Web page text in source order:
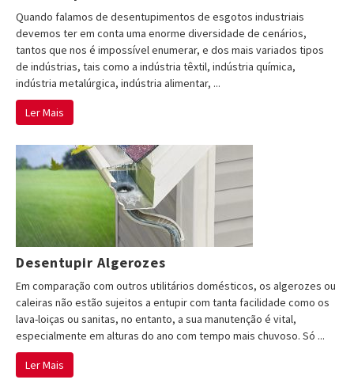
Quando falamos de desentupimentos de esgotos industriais
devemos ter em conta uma enorme diversidade de cenários,
tantos que nos é impossível enumerar, e dos mais variados tipos
de indústrias, tais como a indústria têxtil, indústria química,
indústria metalúrgica, indústria alimentar, ...
Ler Mais
Desentupir Algerozes
Em comparação com outros utilitários domésticos, os algerozes ou
caleiras não estão sujeitos a entupir com tanta facilidade como os
lava-loiças ou sanitas, no entanto, a sua manutenção é vital,
especialmente em alturas do ano com tempo mais chuvoso. Só ...
Ler Mais